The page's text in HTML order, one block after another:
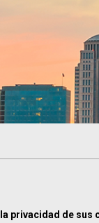
privacidad de